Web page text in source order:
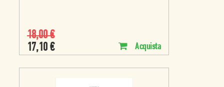
18,00€
17,10 € Acquista